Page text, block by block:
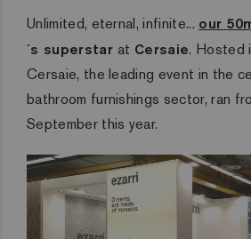
Unlimited, eternal, infinite... our
´s superstar at Cersaie. Hosted
Cersaie, the leading event in the
bathroom furnishings sector, ran
September this year.